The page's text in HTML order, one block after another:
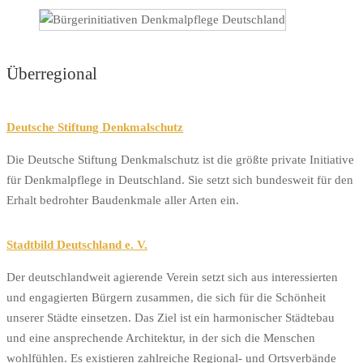
Überregional
Deutsche Stiftung Denkmalschutz
Die Deutsche Stiftung Denkmalschutz ist die größte private Initiative
für Denkmalpflege in Deutschland. Sie setzt sich bundesweit für den
Erhalt bedrohter Baudenkmale aller Arten ein.
Stadtbild Deutschland e. V.
Der deutschlandweit agierende Verein setzt sich aus interessierten
und engagierten Bürgern zusammen, die sich für die Schönheit
unserer Städte einsetzen. Das Ziel ist ein harmonischer Städtebau
und eine ansprechende Architektur, in der sich die Menschen
wohlfühlen. Es existieren zahlreiche Regional- und Ortsverbände